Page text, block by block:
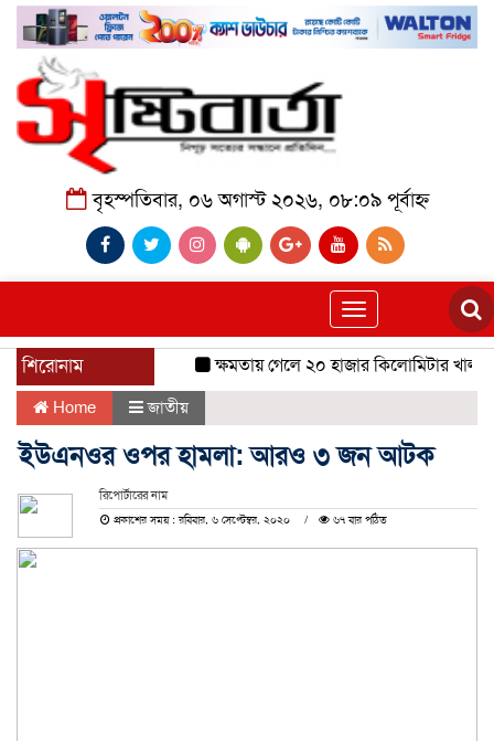
বৃহস্পতিবার, ০৬ অগাস্ট ২০২৬, ০৮:০৯ পূর্বাহ্ন
Toggle
navigation
শিরোনাম ক্ষমতায় গেলে ২০ হাজার কিলোমিটার খাল
Home জাতীয়
ইউএনওর ওপর হামলা: আরও ৩ জন আটক
রিপোর্টারের নাম
প্রকাশের সময় : রবিবার, ৬ সেপ্টেম্বর, ২০২০
৬৭ বার পঠিত